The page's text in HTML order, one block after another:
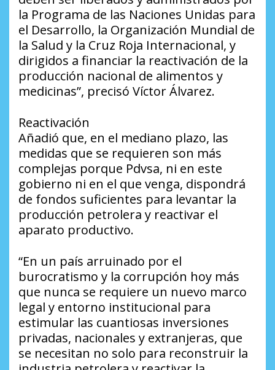
la Programa de las Naciones Unidas para
el Desarrollo, la Organización Mundial de
la Salud y la Cruz Roja Internacional, y
dirigidos a financiar la reactivación de la
producción nacional de alimentos y
medicinas”, precisó Víctor Álvarez.
Reactivación
Añadió que, en el mediano plazo, las
medidas que se requieren son más
complejas porque Pdvsa, ni en este
gobierno ni en el que venga, dispondrá
de fondos suficientes para levantar la
producción petrolera y reactivar el
aparato productivo.
“En un país arruinado por el
burocratismo y la corrupción hoy más
que nunca se requiere un nuevo marco
legal y entorno institucional para
estimular las cuantiosas inversiones
privadas, nacionales y extranjeras, que
se necesitan no solo para reconstruir la